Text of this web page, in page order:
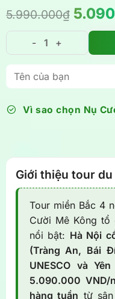
5.990.000₫
Giá
gốc
5.990.000₫.
Giá
hiện
là:
5.090.000₫.
Tour du lịch
Vì sao chọn Nụ
Giới thiệu tour
Tour miền Bắc 4
Cười Mê Kông tổ
nổi bật: Hà Nội
(Tràng An, Bái
UNESCO và
5.090.000 VND/
hàng tuần từ